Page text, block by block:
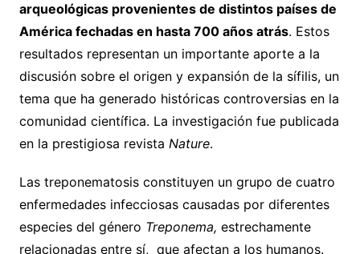
arqueológicas provenientes de distintos países de
América fechadas en hasta 700 años atrás. Estos
resultados representan un importante aporte a la
discusión sobre el origen y expansión de la sífilis, un
tema que ha generado históricas controversias en la
comunidad científica. La investigación fue publicada
en la prestigiosa revista Nature.
Las treponematosis constituyen un grupo de cuatro
enfermedades infecciosas causadas por diferentes
especies del género Treponema, estrechamente
relacionadas entre sí, que afectan a los humanos.